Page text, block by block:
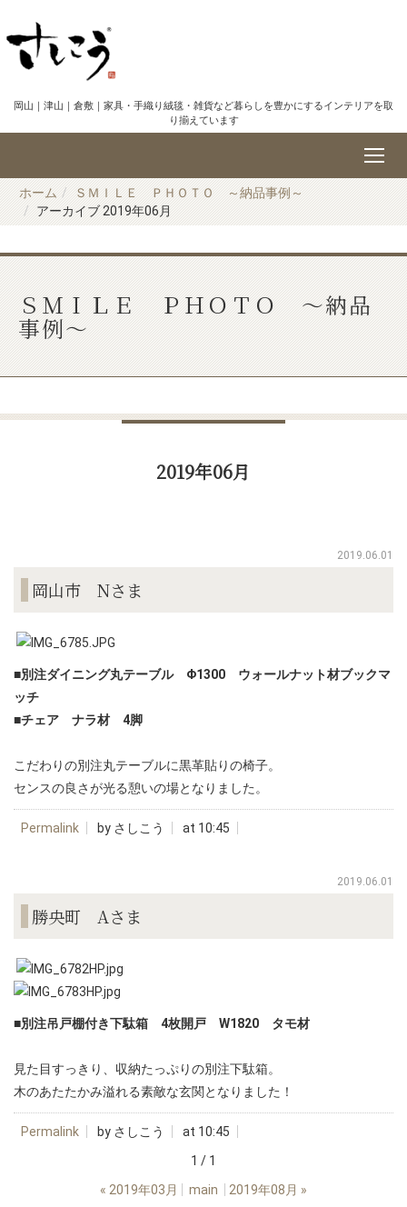
岡山｜津山｜倉敷｜家具・手織り絨毯・雑貨など暮らしを豊かにするインテリアを取
り揃えています
ホーム
ＳＭＩＬＥ ＰＨＯＴＯ ～納品事例～
アーカイブ 2019年06月
ＳＭＩＬＥ ＰＨＯＴＯ ～納品
事例～
2019年06月
2019.06.01
岡山市 Nさま
■別注ダイニング丸テーブル Φ1300 ウォールナット材ブックマ
ッチ
■チェア ナラ材 4脚
こだわりの別注丸テーブルに黒革貼りの椅子。
センスの良さが光る憩いの場となりました。
Permalink by さしこう at 10:45
2019.06.01
勝央町 Aさま
■別注吊戸棚付き下駄箱 4枚開戸 W1820 タモ材
見た目すっきり、収納たっぷりの別注下駄箱。
木のあたたかみ溢れる素敵な玄関となりました！
Permalink by さしこう
at 10:45
1 / 1
« 2019年03月 main 2019年08月 »